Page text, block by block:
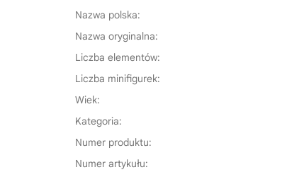
Nazwa polska:
Nazwa oryginalna:
Liczba elementów:
Liczba minifigurek:
Wiek:
Kategoria:
Numer produktu:
Numer artykułu: